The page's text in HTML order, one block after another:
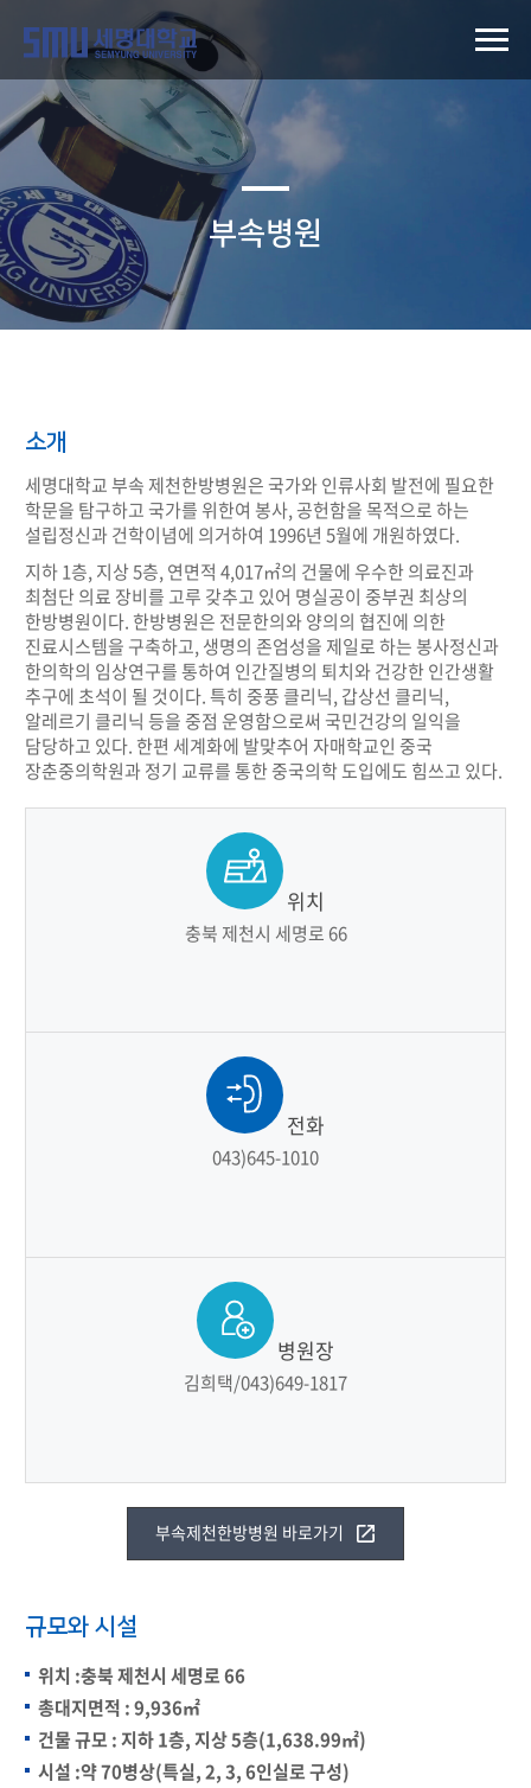
부속병원
소개
세명대학교 부속 제천한방병원은 국가와 인류사회 발전에 필요한
학문을 탐구하고 국가를 위한여 봉사, 공헌함을 목적으로 하는
설립정신과 건학이념에 의거하여 1996년 5월에 개원하였다.
지하 1층, 지상 5층, 연면적 4,017㎡의 건물에 우수한 의료진과
최첨단 의료 장비를 고루 갖추고 있어 명실공이 중부권 최상의
한방병원이다. 한방병원은 전문한의와 양의의 협진에 의한
진료시스템을 구축하고, 생명의 존엄성을 제일로 하는 봉사정신과
한의학의 임상연구를 통하여 인간질병의 퇴치와 건강한 인간생활
추구에 초석이 될 것이다. 특히 중풍 클리닉, 갑상선 클리닉,
알레르기 클리닉 등을 중점 운영함으로써 국민건강의 일익을
담당하고 있다. 한편 세계화에 발맞추어 자매학교인 중국
장춘중의학원과 정기 교류를 통한 중국의학 도입에도 힘쓰고 있다.
위치
충북 제천시 세명로 66
전화
043)645-1010
병원장
김희택/043)649-1817
부속제천한방병원 바로가기
규모와 시설
위치 :충북 제천시 세명로 66
총대지면적 : 9,936㎡
건물 규모 : 지하 1층, 지상 5층(1,638.99㎡)
시설 :약 70병상(특실, 2, 3, 6인실로 구성)